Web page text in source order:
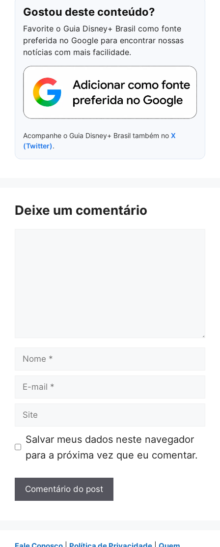
Gostou deste conteúdo?
Favorite o Guia Disney+ Brasil como fonte
preferida no Google para encontrar nossas
notícias com mais facilidade.
Acompanhe o Guia Disney+ Brasil também no X
(Twitter).
Deixe um comentário
Nome
E-
Site
Salvar meus dados neste navegador
para a próxima vez que eu comentar.